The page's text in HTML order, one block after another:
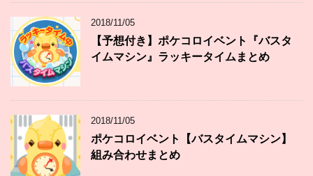
2018/11/05
【予想付き】ポケコロイベント『バスタ
イムマシン』ラッキータイムまとめ
2018/11/05
ポケコロイベント【バスタイムマシン】
組み合わせまとめ